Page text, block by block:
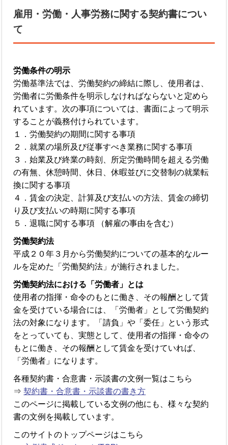
雇用・労働・人事労務に関する契約書につい
て
労働条件の明示
労働基準法では、労働契約の締結に際し、使用者は、
労働者に労働条件を明示しなければならないと定めら
れています。次の事項については、書面によって明示
することが義務付けられています。
１．労働契約の期間に関する事項
２．就業の場所及び従事すべき業務に関する事項
３．始業及び終業の時刻、所定労働時間を超える労働
の有無、休憩時間、休日、休暇並びに交替制の就業転
換に関する事項
４．賃金の決定、計算及び支払いの方法、賃金の締切
り及び支払いの時期に関する事項
５．退職に関する事項 （解雇の事由を含む）
労働契約法
平成２０年３月から労働契約についての基本的なルー
ルを定めた「労働契約法」が施行されました。
労働契約法における「労働者」とは
使用者の指揮・命令のもとに働き、その報酬として賃
金を受けている場合には、「労働者」として労働契約
法の対象になります。「請負」や「委任」という形式
をとっていても、実態として、使用者の指揮・命令の
もとに働き、その報酬として賃金を受けていれば、
「労働者」になります。
各種契約書・合意書・示談書の文例一覧はこちら
⇒契約書・合意書・示談書の書き方
このページに掲載している文例の他にも、様々な契約
書の文例を掲載しています。
このサイトのトップページはこちら